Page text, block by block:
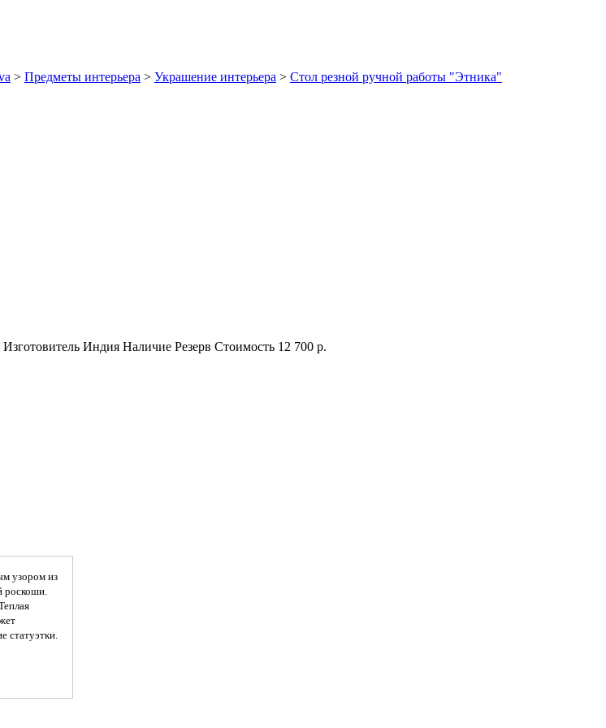
> Предметы интерьера > Украшение интерьера > Стол резной ручной работы "Этника"
Изготовитель Индия Наличие Резерв Стоимость 12 700 р.
узором из
роскоши.
статуэтки.